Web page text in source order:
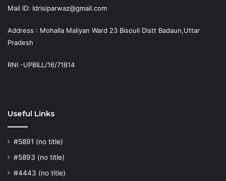
Mail ID: Idrisiparwaz@gmail.com
Address : Mohalla Maliyan Ward 23 Bisouli Distt Badaun,Uttar
Pradesh
RNI -UPBILL/16/71814
Useful Links
#5891 (no title)
#5893 (no title)
#4443 (no title)